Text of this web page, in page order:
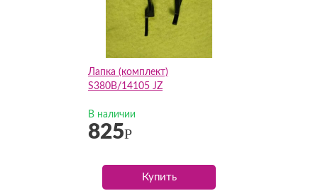
Лапка (комплект)
S380B/14105 JZ
В наличии
825Р
Купить